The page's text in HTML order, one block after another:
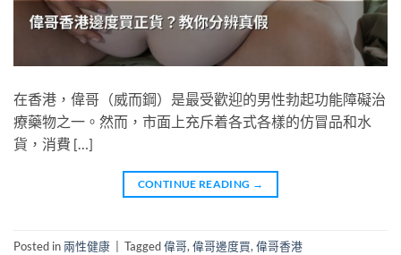
在香港，偉哥（威而鋼）是最受歡迎的男性勃起功能障礙治
療藥物之一。然而，市面上充斥着各式各樣的仿冒品和水
貨，消費 […]
CONTINUE READING →
Posted in兩性健康 Tagged偉哥, 偉哥邊度買, 偉哥香港